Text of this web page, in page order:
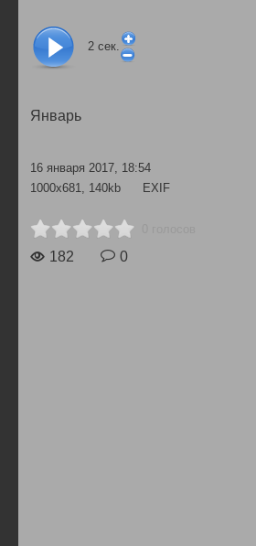
2 сек.
Январь
16 января 2017, 18:54
1000x681, 140kb
EXIF
182 0